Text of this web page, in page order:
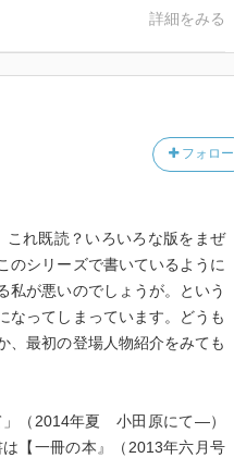
詳細をみる
フォロー
れ既読？いろいろな版をまぜ
のシリーズで書いているように
私が悪いのでしょうが。という
なってしまっています。どうも
、最初の登場人物紹介をみても
（2014年夏 小田原にて―）
【一冊の本』（2013年六月号